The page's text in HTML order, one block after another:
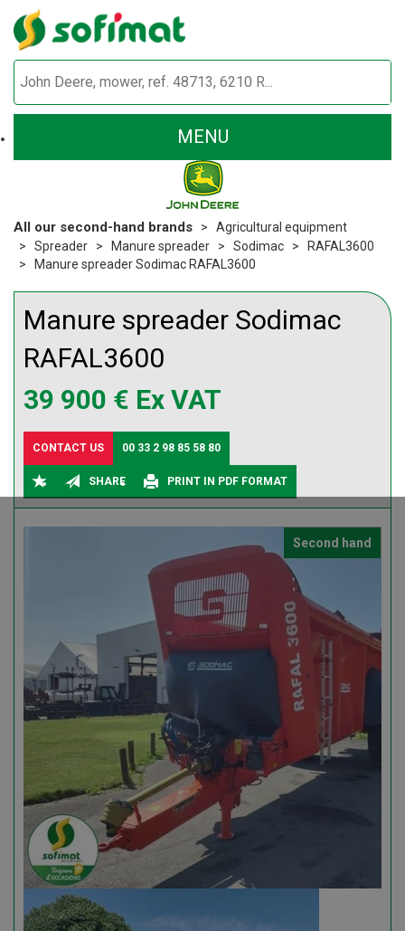
MENU
All our second-hand brands
Agricultural equipment
Spreader
Manure spreader Sodimac
RAFAL3600
Manure spreader Sodimac RAFAL3600
Manure spreader Sodimac
RAFAL3600
39 900 € Ex VAT
CONTACT US 00 33 2 98 85 58 80
SHARE PRINT IN PDF FORMAT
Second hand